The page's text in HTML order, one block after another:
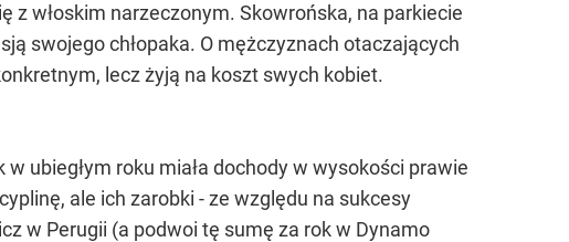
z włoskim narzeczonym. Skowrońska, na parkiecie
swojego chłopaka. O mężczyznach otaczających
lecz żyją na koszt swych kobiet.
ubiegłym roku miała dochody w wysokości prawie
ale ich zarobki - ze względu na sukcesy
w Perugii (a podwoi tę sumę za rok w Dynamo